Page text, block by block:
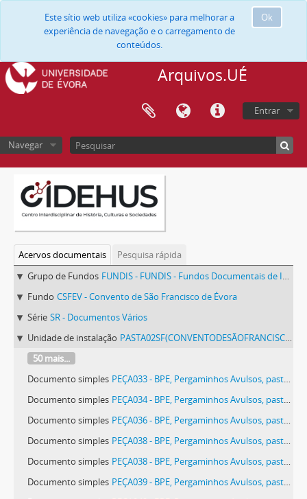
Ok
Este sítio web utiliza «cookies» para melhorar a
experiência de navegação e o carregamento de
conteúdos.
Arquivos.UÉ
Entrar
Navegar
Acervos documentais
Pesquisa rápida
Grupo de Fundos FUNDIS - FUNDIS - Fundos Documentais de Instituições do Sul
Fundo CSFEV - Convento de São Francisco de Évora
Série SR - Documentos Vários
Unidade de instalação PASTA02SF(CONVENTODESÃOFRANCISCODEÉVORA) - Pergaminhos Avulsos, pasta 02 SF (Convento de São Francisco de Évora).
50 mais...
Documento simples PEÇA033 - BPE, Pergaminhos Avulsos, pasta 02 SF (Convento de São Francisco de Évora), peça 033
Documento simples PEÇA034 - BPE, Pergaminhos Avulsos, pasta 02 SF (Convento de São Francisco de Évora), peça 034
Documento simples PEÇA036 - BPE, Pergaminhos Avulsos, pasta 02 SF (Convento de São Francisco de Évora), peça 036
Documento simples PEÇA038 - BPE, Pergaminhos Avulsos, pasta 02 SF (Convento de São Francisco de Évora), peça 038
Documento simples PEÇA038 - BPE, Pergaminhos Avulsos, pasta 02 SF (Convento de São Francisco de Évora), peça 038
Documento simples PEÇA039 - BPE, Pergaminhos Avulsos, pasta 02 SF (Convento de São Francisco de Évora), peça 039